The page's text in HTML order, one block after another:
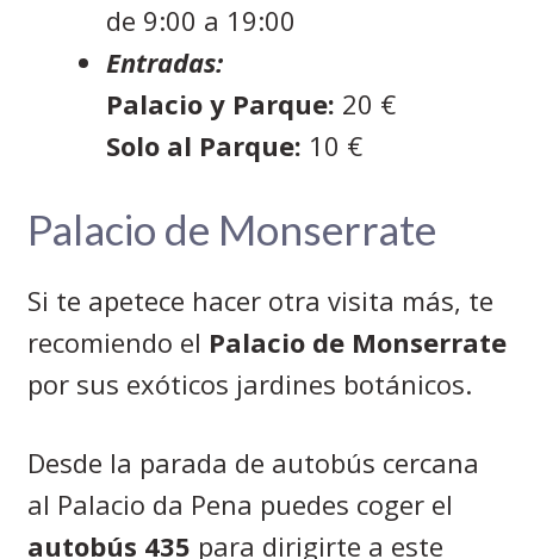
de 9:00 a 19:00
Entradas:
Palacio y Parque: 20 €
Solo al Parque: 10 €
Palacio de Monserrate
Si te apetece hacer otra visita más, te
recomiendo el Palacio de Monserrate
por sus exóticos jardines botánicos.
Desde la parada de autobús cercana
al Palacio da Pena puedes coger el
autobús 435 para dirigirte a este